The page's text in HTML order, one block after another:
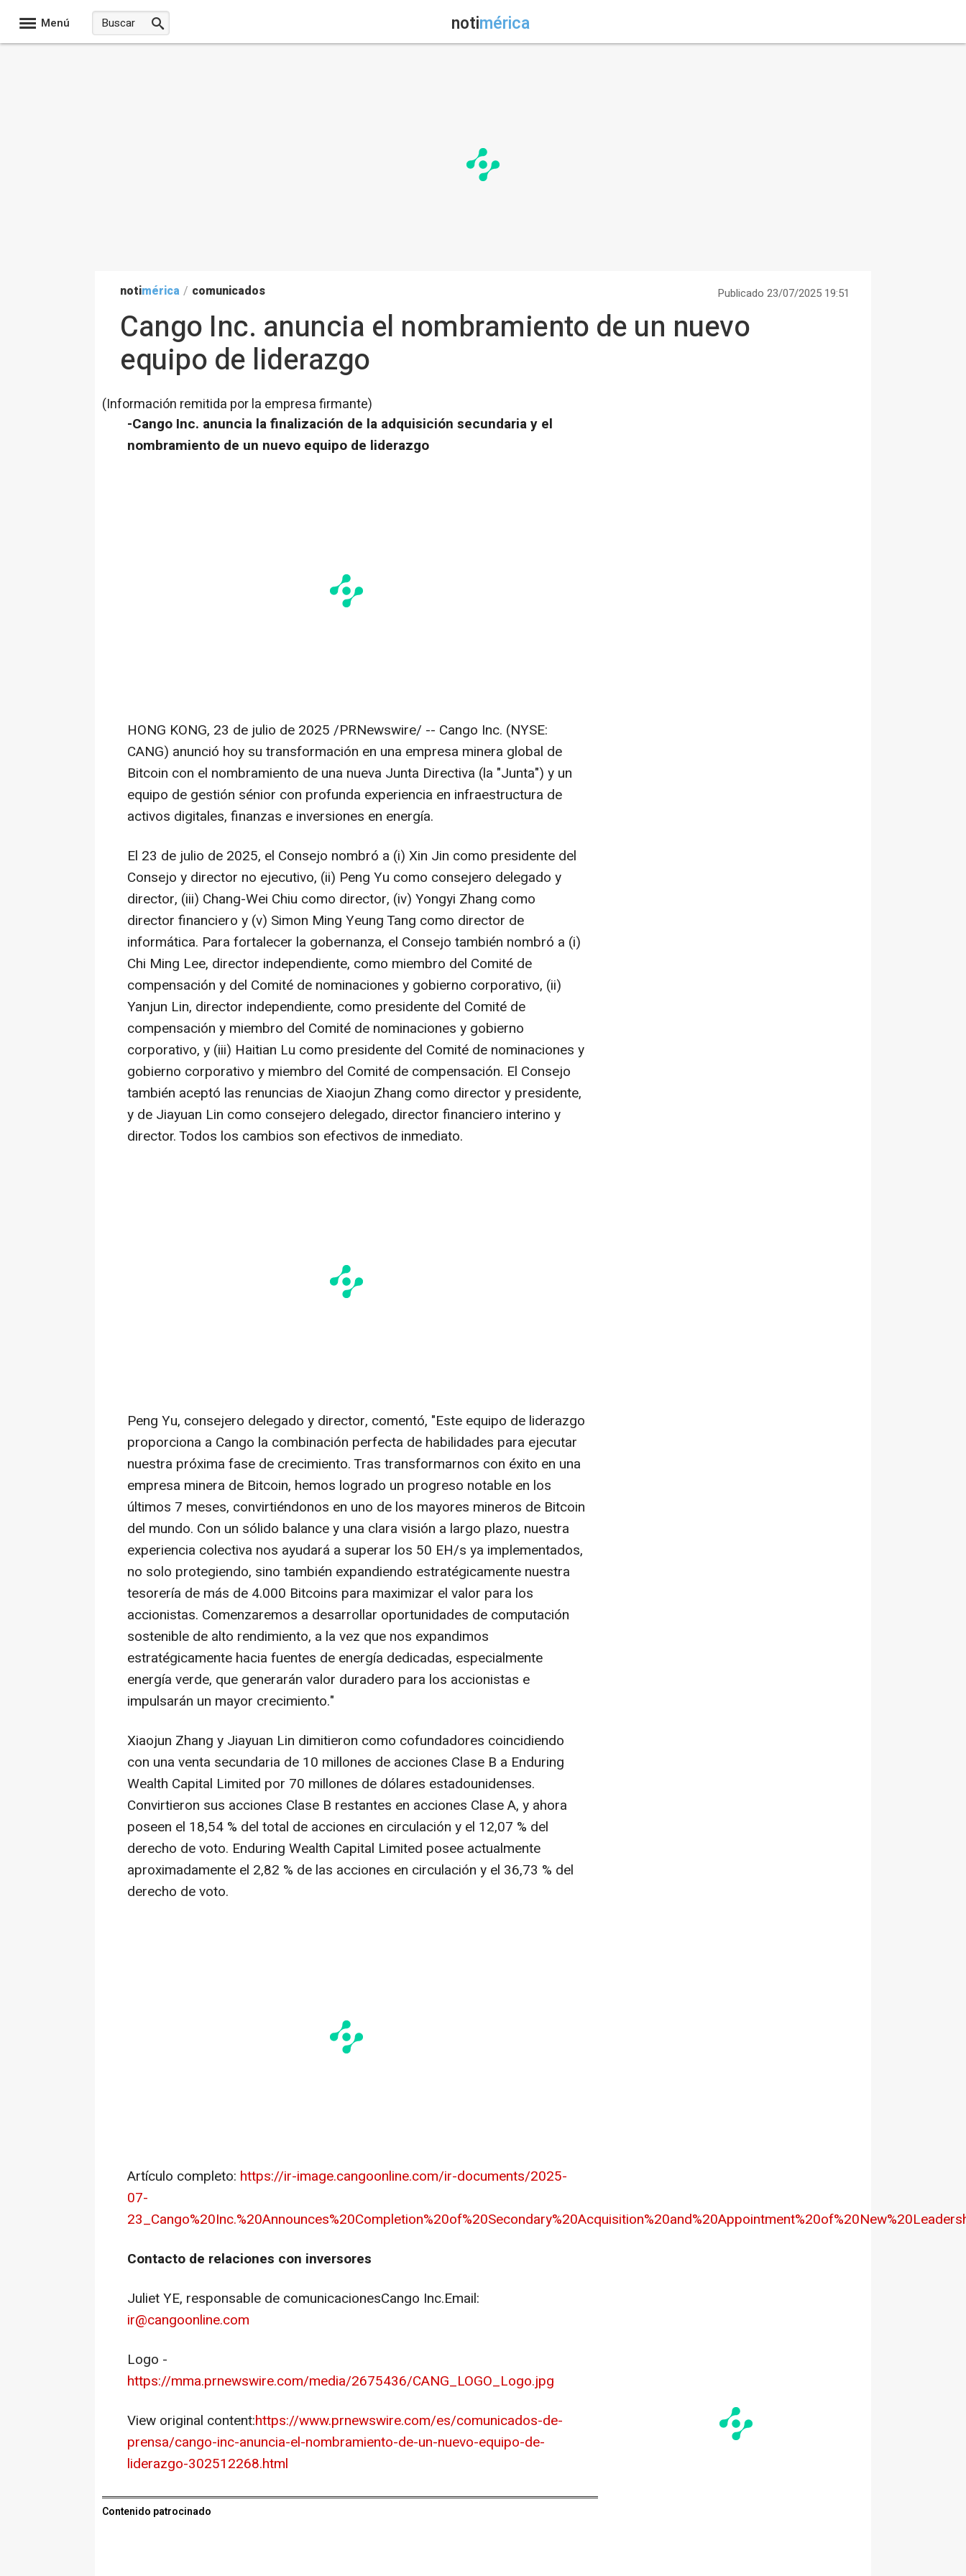
Menú notimérica
notimérica / comunicados Publicado 23/07/2025 19:51
Cango Inc. anuncia el nombramiento de un nuevo
equipo de liderazgo
(Información remitida por la empresa firmante)
-Cango Inc. anuncia la finalización de la adquisición secundaria y el
nombramiento de un nuevo equipo de liderazgo
HONG KONG, 23 de julio de 2025 /PRNewswire/ -- Cango Inc. (NYSE:
CANG) anunció hoy su transformación en una empresa minera global de
Bitcoin con el nombramiento de una nueva Junta Directiva (la "Junta") y un
equipo de gestión sénior con profunda experiencia en infraestructura de
activos digitales, finanzas e inversiones en energía.
El 23 de julio de 2025, el Consejo nombró a (i) Xin Jin como presidente del
Consejo y director no ejecutivo, (ii) Peng Yu como consejero delegado y
director, (iii) Chang-Wei Chiu como director, (iv) Yongyi Zhang como
director financiero y (v) Simon Ming Yeung Tang como director de
informática. Para fortalecer la gobernanza, el Consejo también nombró a (i)
Chi Ming Lee, director independiente, como miembro del Comité de
compensación y del Comité de nominaciones y gobierno corporativo, (ii)
Yanjun Lin, director independiente, como presidente del Comité de
compensación y miembro del Comité de nominaciones y gobierno
corporativo, y (iii) Haitian Lu como presidente del Comité de nominaciones y
gobierno corporativo y miembro del Comité de compensación. El Consejo
también aceptó las renuncias deXiaojun Zhang como director y presidente,
y de Jiayuan Lin como consejero delegado, director financiero interino y
director. Todos los cambios son efectivos de inmediato.
Peng Yu, consejero delegado y director, comentó, "Este equipo de liderazgo
proporciona a Cango la combinación perfecta de habilidades para ejecutar
nuestra próxima fase de crecimiento. Tras transformarnos con éxito en una
empresa minera de Bitcoin, hemos logrado un progreso notable en los
últimos 7 meses, convirtiéndonos en uno de los mayores mineros de Bitcoin
del mundo. Con un sólido balance y una clara visión a largo plazo, nuestra
experiencia colectiva nos ayudará a superar los 50 EH/s ya implementados,
no solo protegiendo, sino también expandiendo estratégicamente nuestra
tesorería de más de 4.000 Bitcoins para maximizar el valor para los
accionistas. Comenzaremos a desarrollar oportunidades de computación
sostenible de alto rendimiento, a la vez que nos expandimos
estratégicamente hacia fuentes de energía dedicadas, especialmente
energía verde, que generarán valor duradero para los accionistas e
impulsarán un mayor crecimiento."
Xiaojun Zhang y Jiayuan Lin dimitieron como cofundadores coincidiendo
con una venta secundaria de 10 millones de acciones Clase B a Enduring
Wealth Capital Limited por 70 millones de dólares estadounidenses.
Convirtieron sus acciones Clase B restantes en acciones Clase A, y ahora
poseen el 18,54 % del total de acciones en circulación y el 12,07 % del
derecho de voto. Enduring Wealth Capital Limited posee actualmente
aproximadamente el 2,82 % de las acciones en circulación y el 36,73 % del
derecho de voto.
Artículo completo: https://ir-image.cangoonline.com/ir-documents/2025-
07-
Contacto de relaciones con inversores
Juliet YE, responsable de comunicacionesCango Inc.Email:
ir@cangoonline.com
Logo -
https://mma.prnewswire.com/media/2675436/CANG_LOGO_Logo.jpg
View original content:https://www.prnewswire.com/es/comunicados-de-
prensa/cango-inc-anuncia-el-nombramiento-de-un-nuevo-equipo-de-
liderazgo-302512268.html
Contenido patrocinado